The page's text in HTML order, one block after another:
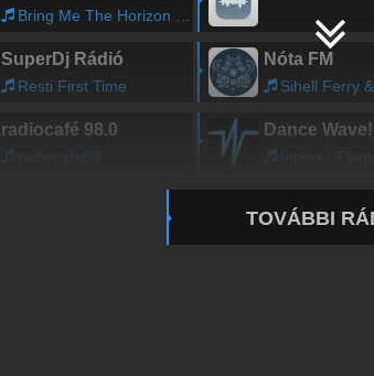
Bring Me The Horizon - sTraNgeRs
SuperDj Rádió
Resti First Time
Nóta FM
Sihell Ferry & Henna
radiocafé 98.0
radiocafe98
Dance Wave!
Inplex -
TOVÁBBI